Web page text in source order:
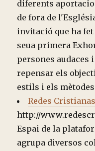
diferents
de fora de
invitació que ha fet
seua primera
persones audaces
repensar els
estils i els
Redes Cristianas
http://
Espai de la
agrupa diversos